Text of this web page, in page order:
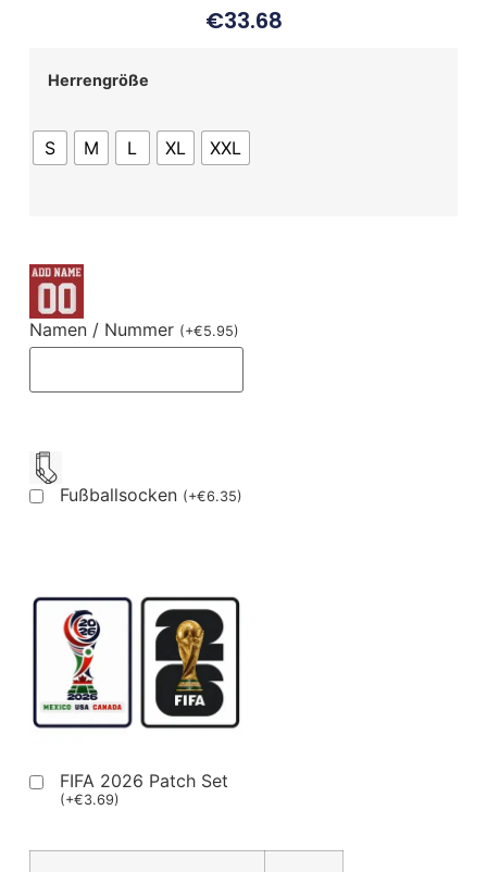
€33.68
Herrengröße
S M L XL XXL
Namen / Nummer (+€5.95)
Fußballsocken (+€6.35)
FIFA 2026 Patch Set
(+€3.69)